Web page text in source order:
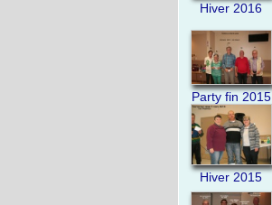
Hiver 2016
Party fin 2015
Hiver 2015